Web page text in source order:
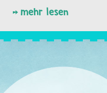
mehr lesen